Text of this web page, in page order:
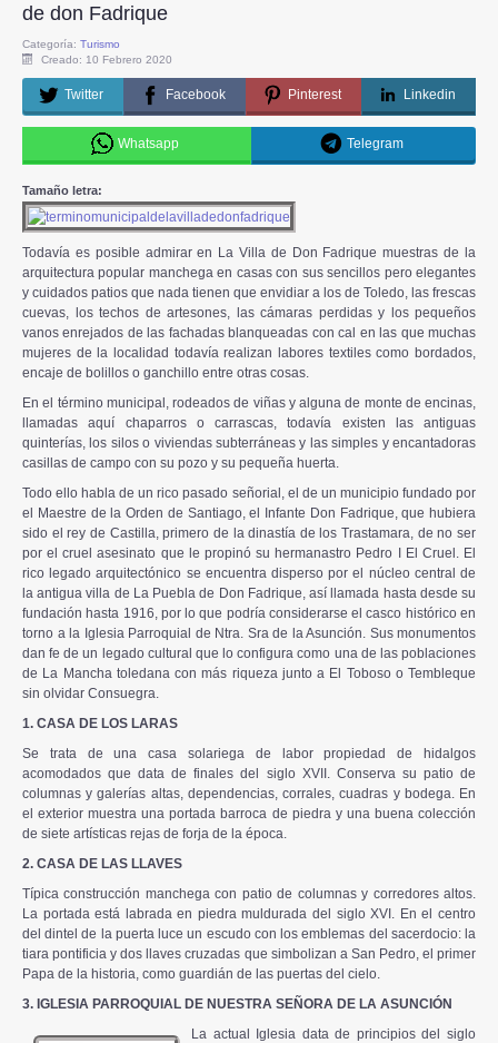
de don Fadrique
Categoría: Turismo
Creado: 10 Febrero 2020
Twitter Facebook Pinterest Linkedin
Whatsapp Telegram
Tamaño letra:
Todavía es posible admirar en La Villa de Don Fadrique muestras de la
arquitectura popular manchega en casas con sus sencillos pero elegantes
y cuidados patios que nada tienen que envidiar a los de Toledo, las frescas
cuevas, los techos de artesones, las cámaras perdidas y los pequeños
vanos enrejados de las fachadas blanqueadas con cal en las que muchas
mujeres de la localidad todavía realizan labores textiles como bordados,
encaje de bolillos o ganchillo entre otras cosas.
En el término municipal, rodeados de viñas y alguna de monte de encinas,
llamadas aquí chaparros o carrascas, todavía existen las antiguas
quinterías, los silos o viviendas subterráneas y las simples y encantadoras
casillas de campo con su pozo y su pequeña huerta.
Todo ello habla de un rico pasado señorial, el de un municipio fundado por
el Maestre de la Orden de Santiago, el Infante Don Fadrique, que hubiera
sido el rey de Castilla, primero de la dinastía de los Trastamara, de no ser
por el cruel asesinato que le propinó su hermanastro Pedro I El Cruel. El
rico legado arquitectónico se encuentra disperso por el núcleo central de
la antigua villa de La Puebla de Don Fadrique, así llamada hasta desde su
fundación hasta 1916, por lo que podría considerarse el casco histórico en
torno a la Iglesia Parroquial de Ntra. Sra de la Asunción. Sus monumentos
dan fe de un legado cultural que lo configura como una de las poblaciones
de La Mancha toledana con más riqueza junto a El Toboso o Tembleque
sin olvidar Consuegra.
1. CASA DE LOS LARAS
Se trata de una casa solariega de labor propiedad de hidalgos
acomodados que data de finales del siglo XVII. Conserva su patio de
columnas y galerías altas, dependencias, corrales, cuadras y bodega. En
el exterior muestra una portada barroca de piedra y una buena colección
de siete artísticas rejas de forja de la época.
2. CASA DE LAS LLAVES
Típica construcción manchega con patio de columnas y corredores altos.
La portada está labrada en piedra muldurada del siglo XVI. En el centro
del dintel de la puerta luce un escudo con los emblemas del sacerdocio: la
tiara pontificia y dos llaves cruzadas que simbolizan a San Pedro, el primer
Papa de la historia, como guardián de las puertas del cielo.
3. IGLESIA PARROQUIAL DE NUESTRA SEÑORA DE LA ASUNCIÓN
La actual Iglesia data de principios del siglo